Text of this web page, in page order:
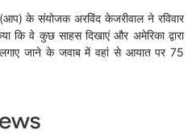
के संयोजक अरविंद केजरीवाल ने रविवार
कि वे कुछ साहस दिखाएं और अमेरिका द्वारा
लगाए जाने के जवाब में वहां से आयात पर 75